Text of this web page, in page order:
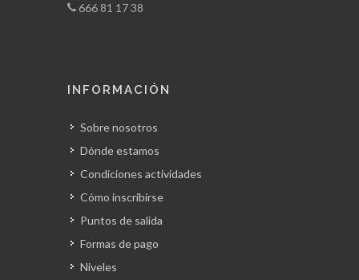
666 81 17 38
INFORMACIÓN
Sobre nosotros
Dónde estamos
Condiciones actividades
Cómo inscribirse
Puntos de salida
Formas de pago
Niveles